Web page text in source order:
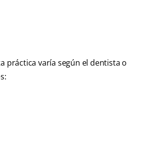
práctica varía según el dentista o